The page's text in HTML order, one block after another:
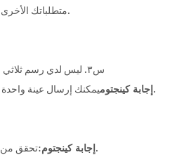
4. متطلباتك الأخرى مثل التسامح ومعالجة السطح.
س٣. ليس لدي رسم ثلاثي الأبعاد، كيف يمكنني القيام بذلك؟
إجابة كينجتوم يمكنك إرسال عينة واحدة إلينا، ثم يمكننا إنتاجها وفقًا لعينتك.
إجابة كينجتوم :تحقق من العينات قبل الإنتاج بكميات كبيرة.